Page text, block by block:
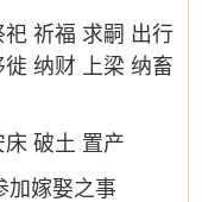
祈福 求嗣 出行
纳财 上梁 纳畜
破土 置产
加嫁娶之事